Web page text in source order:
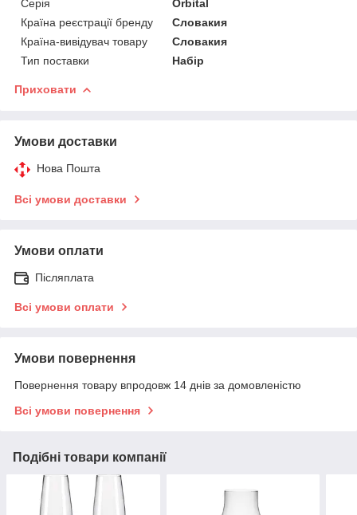
Серія
Orbital
Країна реєстрації бренду
Словакия
Країна-вивідувач товару
Словакия
Тип поставки
Набір
Приховати
Умови доставки
Нова Пошта
Всі умови доставки
Умови оплати
Післяплата
Всі умови оплати
Умови повернення
Повернення товару впродовж 14 днів за домовленістю
Всі умови повернення
Подібні товари компанії